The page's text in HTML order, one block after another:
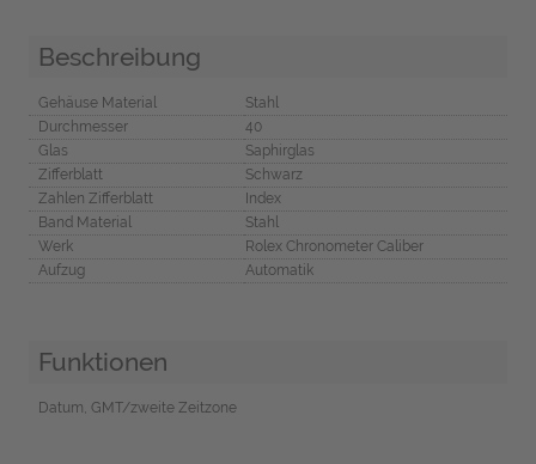
Beschreibung
Gehäuse Material
Stahl
Durchmesser
40
Glas
Saphirglas
Zifferblatt
Schwarz
Zahlen Zifferblatt
Index
Band Material
Stahl
Werk
Rolex Chronometer Caliber
Aufzug
Automatik
Funktionen
Datum, GMT/zweite Zeitzone